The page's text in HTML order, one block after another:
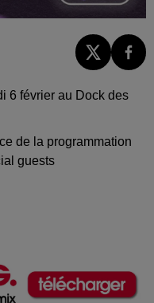
6 février au Dock des
de la programmation
guests